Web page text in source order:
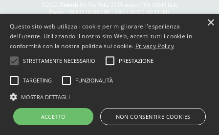
©2022 Noitech Srl Via Volta 23 Druento (TO) 10040 Italy
Phone +39 011 80 00 299 – Fax +39 011 80 11 891
P.IVA IT08942230015
×
Questo sito web utilizza i cookie per migliorare l'esperienza
dell'utente. Utilizzando il nostro sito Web, accetti tutti i cookie in
conformità con la nostra politica sui cookie. Privacy Policy
STRETTAMENTE NECESSARIO PRESTAZIONE
TARGETING FUNZIONALITÀ
MOSTRA DETTAGLI
ACCETTO NON CONSENTIRE COOKIES